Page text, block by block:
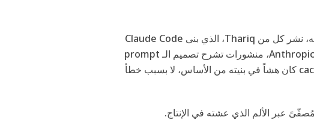
كان التوقيت شبه ساخر. في المساء ذاته، نشر كل من Thariq، الذي بنى Claude Code
في Anthropic، وLance Martin من Anthropic، منشورات تشرح تصميم الـ prompt
caching. حين قرأتها، أدركت أن الـ cache كان هشاً في بنيته من الأساس، لا بسبب خطأ
عبر الألم الذي عشته في الإنتاج.